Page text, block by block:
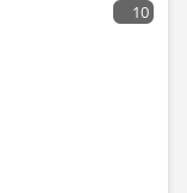
10